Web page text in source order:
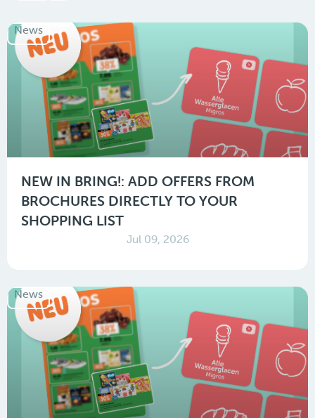
News
NEW IN BRING!: ADD OFFERS FROM
BROCHURES DIRECTLY TO YOUR
SHOPPING LIST
Jul 09, 2026
News